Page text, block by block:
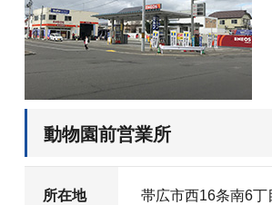
動物園前営業所
所在地 帯広市西16条南6丁